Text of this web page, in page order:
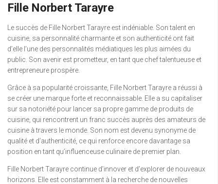
Fille Norbert Tarayre
Le succès de Fille Norbert Tarayre est indéniable. Son talent en
cuisine, sa personnalité charmante et son authenticité ont fait
d’elle l’une des personnalités médiatiques les plus aimées du
public. Son avenir est prometteur, en tant que chef talentueuse et
entrepreneure prospère.
Grâce à sa popularité croissante, Fille Norbert Tarayre a réussi à
se créer une marque forte et reconnaissable. Elle a su capitaliser
sur sa notoriété pour lancer sa propre gamme de produits de
cuisine, qui rencontrent un franc succès auprès des amateurs de
cuisine à travers le monde. Son nom est devenu synonyme de
qualité et d’authenticité, ce qui renforce encore davantage sa
position en tant qu’influenceuse culinaire de premier plan.
Fille Norbert Tarayre continue d’innover et d’explorer de nouveaux
horizons. Elle est constamment à la recherche de nouvelles